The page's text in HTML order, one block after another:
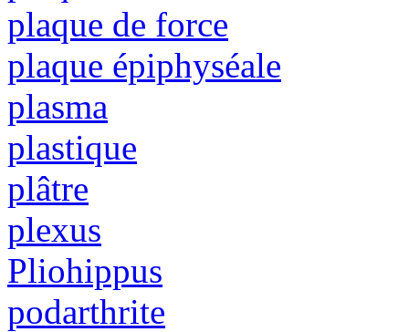
plaque de force
plaque épiphyséale
plasma
plastique
plâtre
plexus
Pliohippus
podarthrite